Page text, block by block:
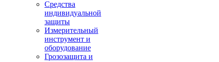
Средства
индивидуальной
защиты
Измерительный
инструмент и
оборудование
Грозозащита и